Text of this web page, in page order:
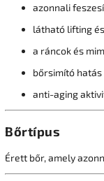
azonnali
látható lifting
a ráncok és
bőrsimító hatás
anti-aging
Bőrtípus
Érett bőr, amely